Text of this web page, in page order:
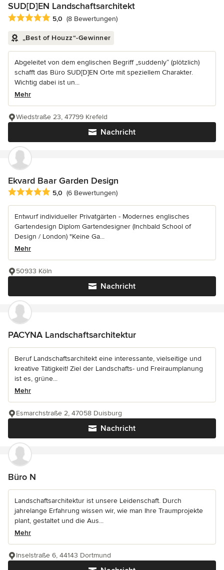
SUD[D]EN Landschaftsarchitekt
Durchschnittliche Bewertung: 5 von 5 Sternen
5,0 (8 Bewertungen)
„Best of Houzz“-Gewinner
Abgeleitet von dem englischen Begriff „suddenly“ (plötzlich)
schafft das Büro SUD[D]EN Orte mit speziellem Charakter.
Wichtig dabei ist un...
Mehr
Nachricht
Wiedstraße 23, 47799 Krefeld
Ekvard Baar Garden Design
Durchschnittliche Bewertung: 5 von 5 Sternen
5,0 (6 Bewertungen)
Entwurf individueller Privatgärten - Modernes englisches
Gartendesign Diplom Gartendesigner (Inchbald School of
Design / London) "Keine Ga...
Mehr
Nachricht
50933 Köln
PACYNA Landschaftsarchitektur
Beruf Landschaftsarchitekt eine interessante, vielseitige und
kreative Tätigkeit! Ziel der Landschafts- und Freiraumplanung
ist es, grüne...
Mehr
Nachricht
Esmarchstraße 2, 47058 Duisburg
Büro N
Landschaftsarchitektur ist unsere Leidenschaft. Durch
jahrelange Erfahrung wissen wir, wie man Ihre Traumprojekte
plant, gestaltet und die Aus...
Mehr
Inselstraße 6, 44143 Dortmund